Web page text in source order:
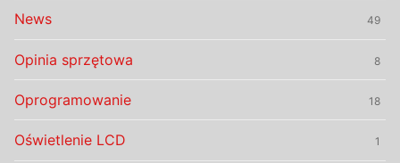
News 49
Opinia sprzętowa 8
Oprogramowanie 18
Oświetlenie LCD 1